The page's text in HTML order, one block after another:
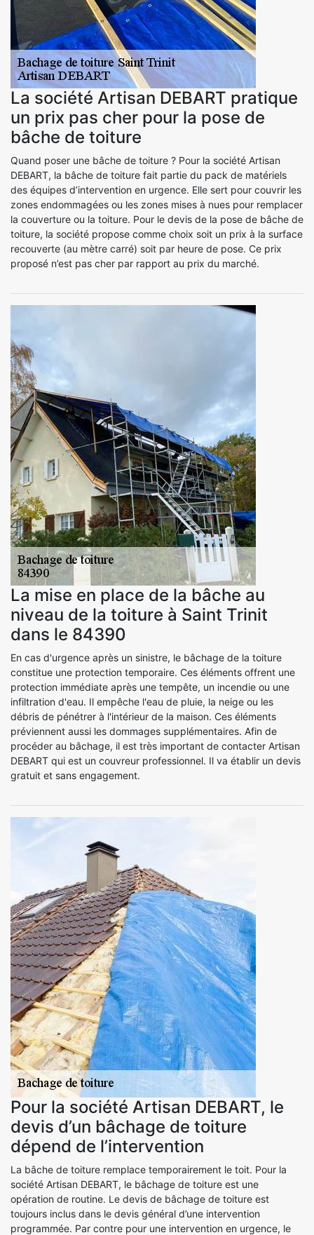
La société Artisan DEBART pratique
un prix pas cher pour la pose de
bâche de toiture
Quand poser une bâche de toiture ? Pour la société Artisan
DEBART, la bâche de toiture fait partie du pack de matériels
des équipes d’intervention en urgence. Elle sert pour couvrir les
zones endommagées ou les zones mises à nues pour remplacer
la couverture ou la toiture. Pour le devis de la pose de bâche de
toiture, la société propose comme choix soit un prix à la surface
recouverte (au mètre carré) soit par heure de pose. Ce prix
proposé n’est pas cher par rapport au prix du marché.
La mise en place de la bâche au
niveau de la toiture à Saint Trinit
dans le 84390
En cas d'urgence après un sinistre, le bâchage de la toiture
constitue une protection temporaire. Ces éléments offrent une
protection immédiate après une tempête, un incendie ou une
infiltration d'eau. Il empêche l'eau de pluie, la neige ou les
débris de pénétrer à l'intérieur de la maison. Ces éléments
préviennent aussi les dommages supplémentaires. Afin de
procéder au bâchage, il est très important de contacter Artisan
DEBART qui est un couvreur professionnel. Il va établir un devis
gratuit et sans engagement.
Pour la société Artisan DEBART, le
devis d’un bâchage de toiture
dépend de l’intervention
La bâche de toiture remplace temporairement le toit. Pour la
société Artisan DEBART, le bâchage de toiture est une
opération de routine. Le devis de bâchage de toiture est
toujours inclus dans le devis général d’une intervention
programmée. Par contre pour une intervention en urgence, le